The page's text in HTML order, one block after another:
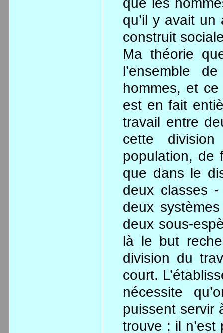
qu’il y avait
construit
Ma théorie
l’ensemble
hommes, et
est en fait
travail entre
cette
population, de
que dans le
deux classes
deux
deux sous-
là le but
division du
court.
nécessite
puissent servir
trouve : il